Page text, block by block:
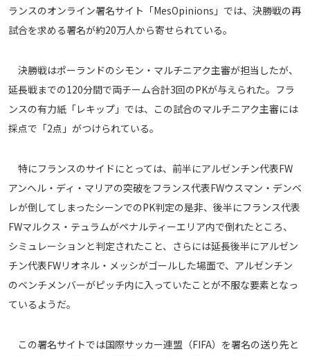
TV
メディアアライアンス
ランスのオンライン署名サイト「MesOpinions」では、決勝戦の再
試合を求める署名が約20万人から寄せられている。
決勝戦はポーランドのシモン・マルチニアク主審が担当したが、
延長戦までの120分間で両チーム合計3回のPKが与えられた。フラ
ンスの有力紙「レキップ」では、この試合のマルチニアク主審には
採点で「2点」がつけられている。
特にフランスのサイドにとっては、前半にアルゼンチン代表FW
アンヘル・ディ・マリアの突破をフランス代表FWウスマン・デンベ
レが倒してしまったシーンでのPK判定の是非、後半にフランス代表
FWマルクス・テュラムがペナルティーエリア内で倒れたところ、
シミュレーションと判定されたこと、さらには延長後半にアルゼン
チン代表FWリオネル・メッシがゴールした場面で、アルゼンチン
のベンチメンバーがピッチ内に入っていたことが不服な要素となっ
ているようだ。
この署名サイトでは国際サッカー連盟（FIFA）を署名の送り先と